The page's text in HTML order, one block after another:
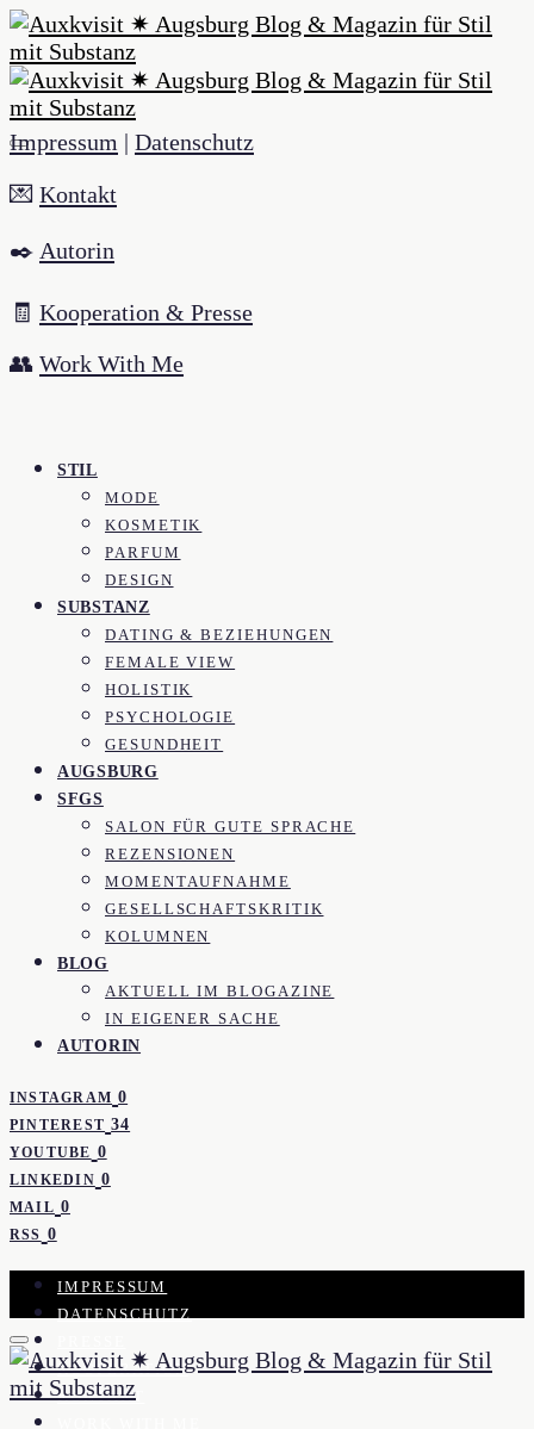
Impressum | Datenschutz
💌 Kontakt
✒️ Autorin
🧾 Kooperation & Presse
👥 Work With Me
STIL
MODE
KOSMETIK
PARFUM
DESIGN
SUBSTANZ
DATING & BEZIEHUNGEN
FEMALE VIEW
HOLISTIK
PSYCHOLOGIE
GESUNDHEIT
AUGSBURG
SFGS
SALON FÜR GUTE SPRACHE
REZENSIONEN
MOMENTAUFNAHME
GESELLSCHAFTSKRITIK
KOLUMNEN
BLOG
AKTUELL IM BLOGAZINE
IN EIGENER SACHE
AUTORIN
INSTAGRAM 0
PINTEREST 34
YOUTUBE 0
LINKEDIN 0
MAIL 0
RSS 0
IMPRESSUM
DATENSCHUTZ
KOOPERATION
KONTAKT